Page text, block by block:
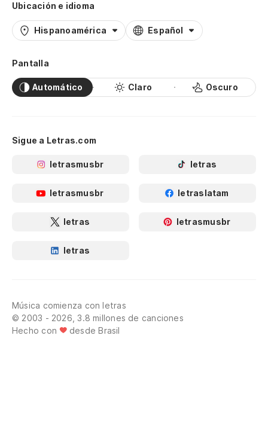
Ubicación e idioma
Hispanoamérica Español
Pantalla
Automático Claro Oscuro
Sigue a Letras.com
letrasmusbr letras
letrasmusbr letraslatam
letras letrasmusbr
letras
Música comienza con letras
© 2003 - 2026, 3.8 millones de canciones
Hecho con
desde Brasil